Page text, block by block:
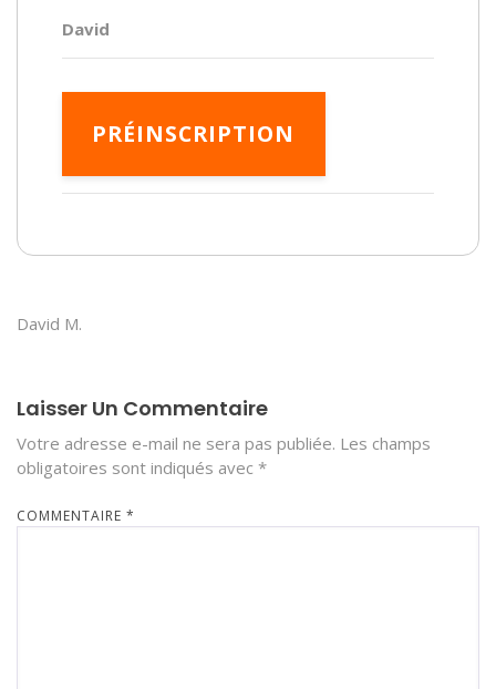
David
PRÉINSCRIPTION
David M.
Laisser Un Commentaire
Votre adresse e-mail ne sera pas publiée. Les champs
obligatoires sont indiqués avec *
COMMENTAIRE *